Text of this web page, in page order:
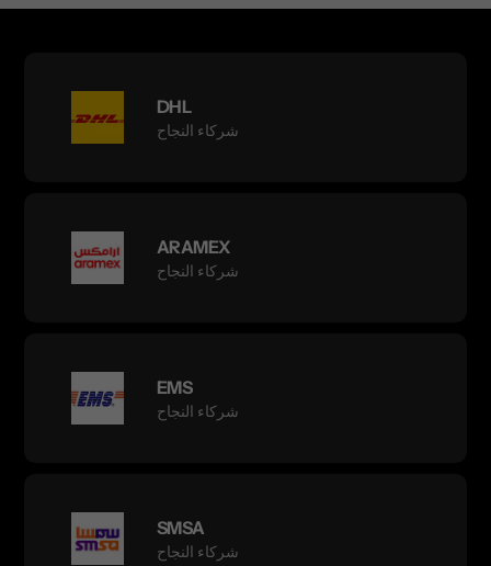
DHL
شركاء النجاح
ARAMEX
شركاء النجاح
EMS
شركاء النجاح
SMSA
شركاء النجاح